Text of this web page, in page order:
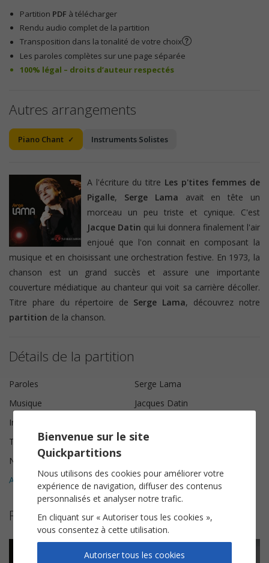
Partition PDF à télécharger
Rendu audio complet de la partition
Transposition dans la tonalité de votre choix
Les paroles complètes sur une page séparée
100% légal – droits d’auteur respectés
Autres arrangements
Piano Chant Instruments Solistes
A l'écriture du titre Les p'tites femmes de
Pigalle, Serge Lama avait en tête un
morceau un peu triste et cynique. C'est
Jacque Datin qui lui donnera finalement l'air
enjoué que l'on connait en composant la
musique et en choisissant une orchestration festive. En 1973, la
chanson est un grand succès et assure une importante
couverture médiatique au chanteur qui voit sa carrière décoller.
Titre phare du répertoire de Serge Lama, découvrez notre
partition de la chanson.
Détails de la partition
Paroles
Serge Lama
Musique
Jacques Datin
Instrumentation
Tonalité
Si majeur
Nombre de pages
Avis clients (4 )
Plus de partitions de Serge Lama
Bienvenue sur le site
Quickpartitions
Nous utilisons des cookies pour améliorer votre
expérience de navigation, diffuser des contenus
personnalisés et analyser notre trafic.
En cliquant sur « Autoriser tous les cookies »,
vous consentez à cette utilisation.
Autoriser tous les cookies